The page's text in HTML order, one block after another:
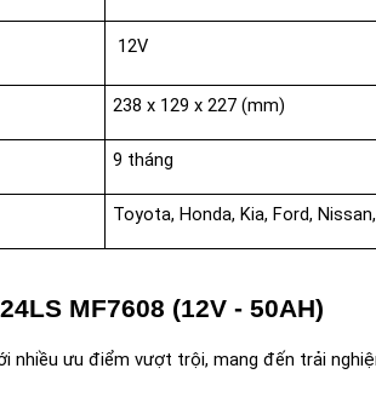
12V
238 x 129 x 227 (mm)
9 tháng
Toyota, Honda, Kia, Ford,
MF7608 (12V - 50AH)
nhiều ưu điểm vượt trội, mang đến trải